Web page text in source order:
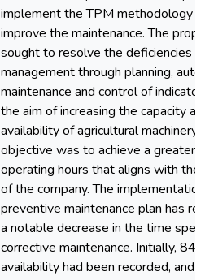
implement the TPM methodology
improve the maintenance. The
sought to resolve the deficiencies in
management through planning,
maintenance and control of
the aim of increasing the capacity
availability of agricultural machinery.
objective was to achieve a greater
operating hours that aligns with
of the company. The
preventive maintenance plan has
a notable decrease in the time
corrective maintenance. Initially,
availability had been recorded, and